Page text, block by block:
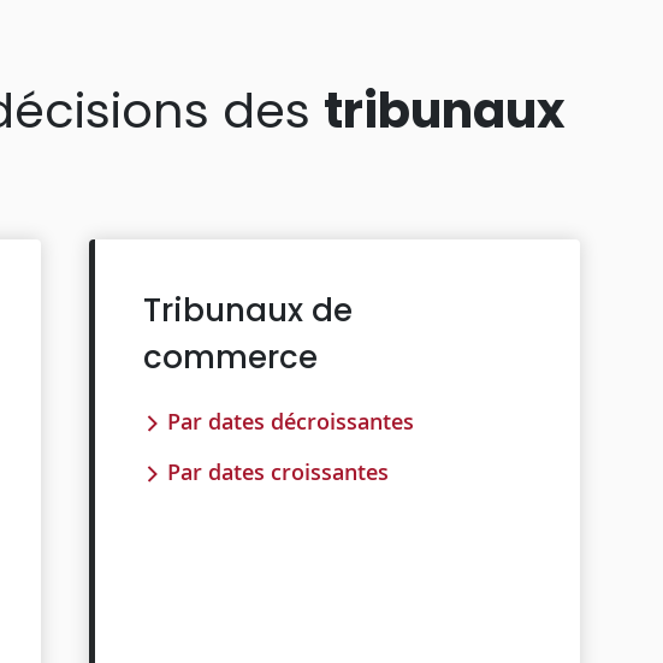
des tribunaux
Tribunaux de
commerce
Par dates décroissantes
Par dates croissantes